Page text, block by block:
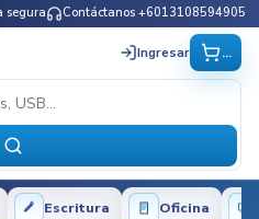
segura Contáctanos +6013108594905
Ingresar ...
Escritura Oficina